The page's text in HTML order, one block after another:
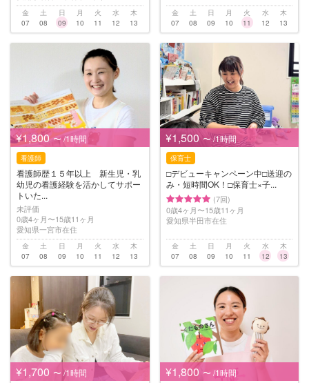
金
07
土
08
日
09
月
10
火
11
水
12
木
13
金
07
土
08
日
09
月
10
火
11
水
12
木
13
¥1,800 〜 /1時間
看護師
看護師歴１５年以上 新生児・乳
幼児の看護経験を活かしてサポー
トいた...
未評価
0歳4ヶ月〜15歳11ヶ月
愛知県一宮市在住
金
07
土
08
日
09
月
10
火
11
水
12
木
13
¥1,500 〜 /1時間
保育士
□︎デビューキャンペーン中□︎送迎の
み・短時間OK！□︎保育士×子...
(7回)
0歳4ヶ月〜15歳11ヶ月
愛知県半田市在住
金
07
土
08
日
09
月
10
火
11
水
12
木
13
¥1,700 〜 /1時間 ¥1,800 〜 /1時間